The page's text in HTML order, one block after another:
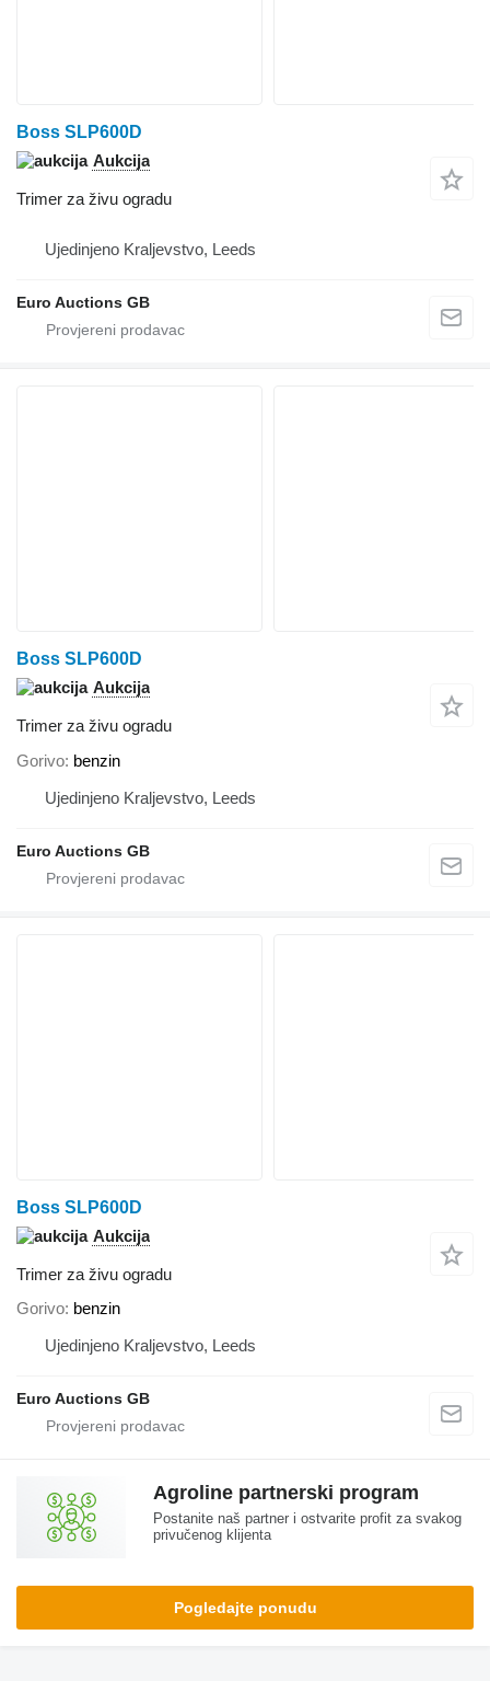
Boss SLP600D
Aukcija
Trimer za živu ogradu
Ujedinjeno Kraljevstvo, Leeds
Euro Auctions GB
Boss SLP600D
Aukcija
Trimer za živu ogradu
Gorivo benzin
Ujedinjeno Kraljevstvo, Leeds
Euro Auctions GB
Boss SLP600D
Aukcija
Trimer za živu ogradu
Gorivo benzin
Ujedinjeno Kraljevstvo, Leeds
Euro Auctions GB
Agroline partnerski program
Postanite naš partner i ostvarite profit za svakog
privučenog klijenta
Pogledajte ponudu